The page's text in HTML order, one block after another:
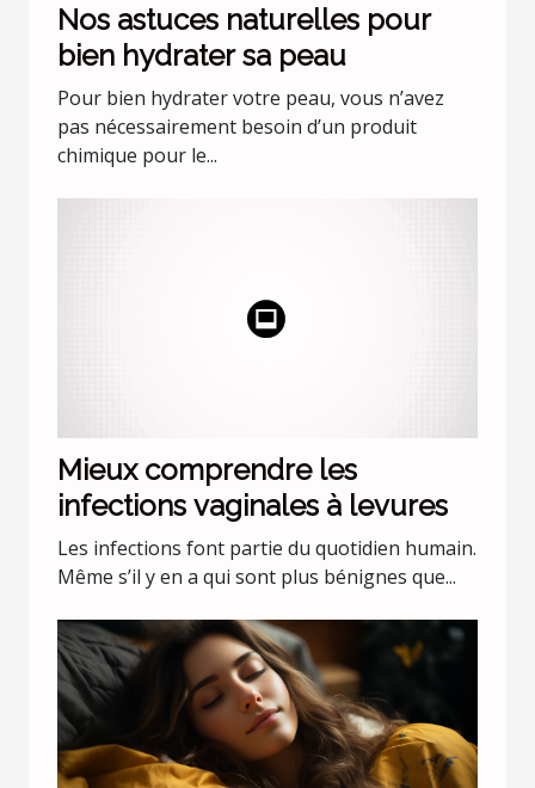
Nos astuces naturelles pour
bien hydrater sa peau
Pour bien hydrater votre peau, vous n’avez
pas nécessairement besoin d’un produit
chimique pour le...
Mieux comprendre les
infections vaginales à levures
Les infections font partie du quotidien humain.
Même s’il y en a qui sont plus bénignes que...